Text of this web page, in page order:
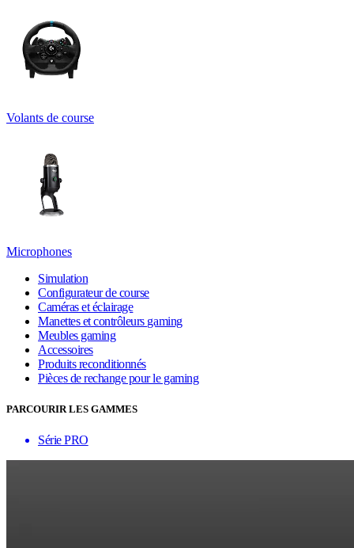
Volants de course
Microphones
Simulation
Configurateur de course
Caméras et éclairage
Manettes et contrôleurs gaming
Meubles gaming
Accessoires
Produits reconditionnés
Pièces de rechange pour le gaming
PARCOURIR LES GAMMES
Série PRO